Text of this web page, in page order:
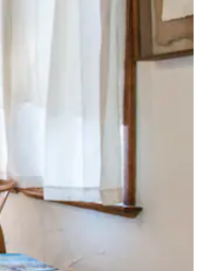
con el tacto o desliza el